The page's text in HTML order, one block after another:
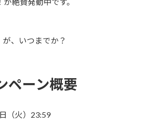
、いつまでか？
ペーン概要
（火）23:59